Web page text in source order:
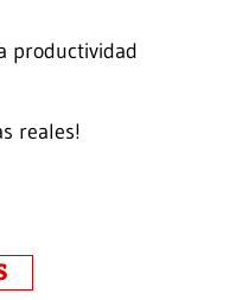
productividad
reales!